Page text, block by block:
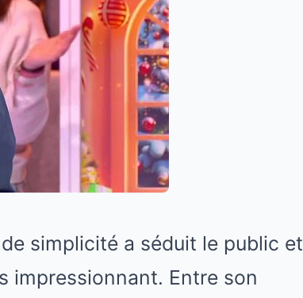
simplicité a séduit le public et
impressionnant. Entre son